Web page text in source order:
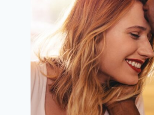
DEBES
ESPERAR?